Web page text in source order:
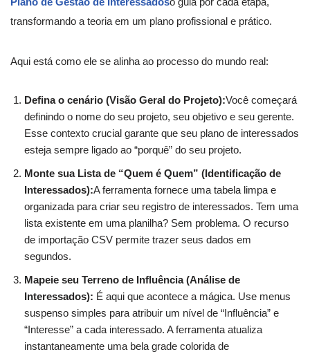
transformando a teoria em um plano profissional e prático.
Aqui está como ele se alinha ao processo do mundo real:
Defina o cenário (Visão Geral do Projeto):Você começará
definindo o nome do seu projeto, seu objetivo e seu gerente.
Esse contexto crucial garante que seu plano de interessados
esteja sempre ligado ao “porquê” do seu projeto.
Monte sua Lista de “Quem é Quem” (Identificação de
Interessados):A ferramenta fornece uma tabela limpa e
organizada para criar seu registro de interessados. Tem uma
lista existente em uma planilha? Sem problema. O recurso
de importação CSV permite trazer seus dados em
segundos.
Mapeie seu Terreno de Influência (Análise de
Interessados): É aqui que acontece a mágica. Use menus
suspenso simples para atribuir um nível de “Influência” e
“Interesse” a cada interessado. A ferramenta atualiza
instantaneamente uma bela grade colorida de